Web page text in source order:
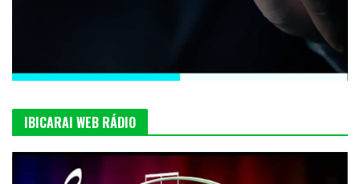
IBICARAI WEB RÁDIO